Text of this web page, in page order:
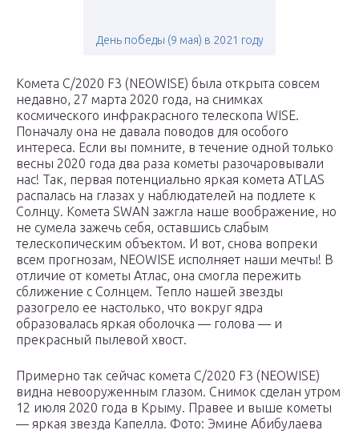
День победы (9 мая) в 2021 году
Комета C/2020 F3 (NEOWISE) была открыта совсем
недавно, 27 марта 2020 года, на снимках
космического инфракрасного телескопа WISE.
Поначалу она не давала поводов для особого
интереса. Если вы помните, в течение одной только
весны 2020 года два раза кометы разочаровывали
нас! Так, первая потенциально яркая комета ATLAS
распалась на глазах у наблюдателей на подлете к
Солнцу. Комета SWAN зажгла наше воображение, но
не сумела зажечь себя, оставшись слабым
телескопическим объектом. И вот, снова вопреки
всем прогнозам, NEOWISE исполняет наши мечты! В
отличие от кометы Атлас, она смогла пережить
сближение с Солнцем. Тепло нашей звезды
разогрело ее настолько, что вокруг ядра
образовалась яркая оболочка — голова — и
прекрасный пылевой хвост.
Примерно так сейчас комета C/2020 F3 (NEOWISE)
видна невооруженным глазом. Снимок сделан утром
12 июля 2020 года в Крыму. Правее и выше кометы
— яркая звезда Капелла. Фото: Эмине Абибулаева